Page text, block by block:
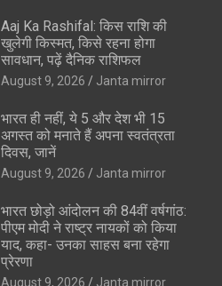
Aaj Ka Rashifal: किस राशि की
खुलेगी किस्मत, किसे रहना होगा
सावधान, पढ़ें दैनिक राशिफल
August 9, 2026 Janta mirror
भारत ही नहीं, ये 5 और देश भी 15
अगस्त को मनाते हैं अपना स्वतंत्रता
दिवस, जानें
August 9, 2026 Janta mirror
भारत छोड़ो आंदोलन की 84वीं वर्षगांठ:
पीएम मोदी ने राष्ट्र नायकों को किया
याद, कहा- उनका साहस बना रहेगा
प्रेरणा
August 9, 2026 Janta mirror